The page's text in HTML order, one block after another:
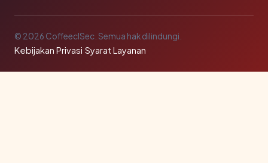
© 2026 CoffeeclSec. Semua hak dilindungi.
Kebijakan Privasi·Syarat Layanan